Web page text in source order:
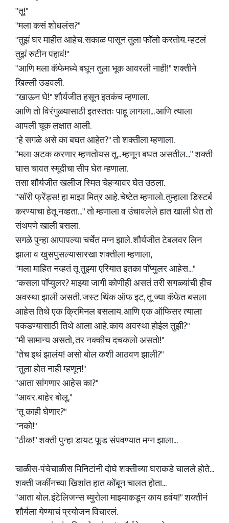
"तू!"
"मला कसं शोधलंस?"
"तुझं घर माहीत आहेच. सकाळ पासून तुला फॉलो करतोय. म्हटलं
तुझं रुटीन पहावं!"
"आणि मला कॅफेमध्ये बघून तुला भूक आवरली नाही!" शक्तीने
खिल्ली उडवली.
"खाऊन घे!" शौर्यजीत हसून इतकंच म्हणाला.
आणि तो विरंगुळ्यासाठी इतस्ततः पाहू लागला... आणि त्याला
आपली चूक लक्षात आली.
"हे सगळे असे का बघत आहेत?" तो शक्तीला म्हणाला.
"मला अटक करणार म्हणतोयस तू... म्हणून बघत असतील..." शक्ती
घास चावत स्मूदीचा सीप घेत म्हणाला.
तसा शौर्यजीत खलीज स्मित चेहऱ्यावर घेत उठला.
"सॉरी फ्रेंड्स! हा माझा मित्र आहे. चेष्टेत म्हणालो. तुम्हाला डिस्टर्ब
करण्याचा हेतू नव्हता..." तो म्हणाला व उंचावलेले हात खाली घेत तो
संथपणे खाली बसला.
सगळे पुन्हा आपापल्या चर्चेत मग्न झाले. शौर्यजीत टेबलवर लिन
झाला व खुसपुसल्यासारखा शक्तीला म्हणाला,
"मला माहित नव्हतं तू तुझ्या एरियात इतका पॉप्युलर आहेस..."
"कसला पॉप्युलर? माझ्या जागी कोणीही असतं तरी सगळ्यांची हीच
अवस्था झाली असती. जस्ट थिंक ऑफ इट, तू ज्या कॅफेत बसला
आहेस तिथे एक क्रिमिनल बसलाय. आणि एक ऑफिसर त्याला
पकडण्यासाठी तिथे आला आहे. काय अवस्था होईल तुझी?"
"मी सामान्य असतो, तर नक्कीच दचकलो असतो!"
"तेच इथं झालंय! असो बोल कशी आठवण झाली?"
"तुला होत नाही म्हणून!"
"आता सांगणार आहेस का?"
"आवर. बाहेर बोलू."
"तू काही घेणार?"
"नको!"
"ठीक!" शक्ती पुन्हा डायट फूड संपवण्यात मग्न झाला...
चाळीस-पंचेचाळीस मिनिटांनी दोघे शक्तीच्या घराकडे चालले होते...
शक्ती जर्कीनच्या खिशांत हात कोंबून चालत होता...
"आता बोल. इंटेलिजन्स ब्युरोला माझ्याकडून काय हवंय!" शक्तीनं
शौर्यला येण्याचं प्रयोजन विचारलं.